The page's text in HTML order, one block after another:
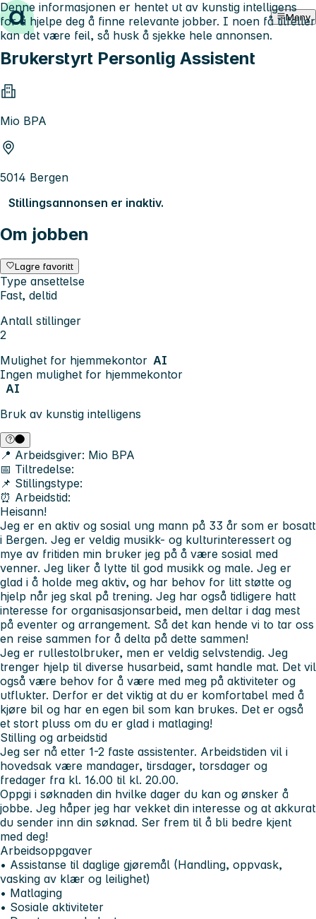
Hopp til innhold Meny
Brukerstyrt Personlig Assistent
Mio BPA
5014 Bergen
Stillingsannonsen er inaktiv.
Om jobben
Lagre favoritt
Type ansettelse
Fast, deltid
Antall stillinger
2
Mulighet for hjemmekontor AI
Ingen mulighet for hjemmekontor
AI
Bruk av kunstig intelligens
Denne informasjonen er hentet ut av kunstig intelligens
for å hjelpe deg å finne relevante jobber. I noen få tilfeller
kan det være feil, så husk å sjekke hele annonsen.
📍 Arbeidsgiver: Mio BPA
📅 Tiltredelse:
📌 Stillingstype:
⏰ Arbeidstid:
Heisann!
Jeg er en aktiv og sosial ung mann på 33 år som er bosatt
i Bergen. Jeg er veldig musikk- og kulturinteressert og
mye av fritiden min bruker jeg på å være sosial med
venner. Jeg liker å lytte til god musikk og male. Jeg er
glad i å holde meg aktiv, og har behov for litt støtte og
hjelp når jeg skal på trening. Jeg har også tidligere hatt
interesse for organisasjonsarbeid, men deltar i dag mest
på eventer og arrangement. Så det kan hende vi to tar oss
en reise sammen for å delta på dette sammen!
Jeg er rullestolbruker, men er veldig selvstendig. Jeg
trenger hjelp til diverse husarbeid, samt handle mat. Det vil
også være behov for å være med meg på aktiviteter og
utflukter. Derfor er det viktig at du er komfortabel med å
kjøre bil og har en egen bil som kan brukes. Det er også
et stort pluss om du er glad i matlaging!
Stilling og arbeidstid
Jeg ser nå etter 1-2 faste assistenter. Arbeidstiden vil i
hovedsak være mandager, tirsdager, torsdager og
fredager fra kl. 16.00 til kl. 20.00.
Oppgi i søknaden din hvilke dager du kan og ønsker å
jobbe. Jeg håper jeg har vekket din interesse og at akkurat
du sender inn din søknad. Ser frem til å bli bedre kjent
med deg!
Arbeidsoppgaver
• Assistanse til daglige gjøremål (Handling, oppvask,
vasking av klær og leilighet)
• Matlaging
• Sosiale aktiviteter